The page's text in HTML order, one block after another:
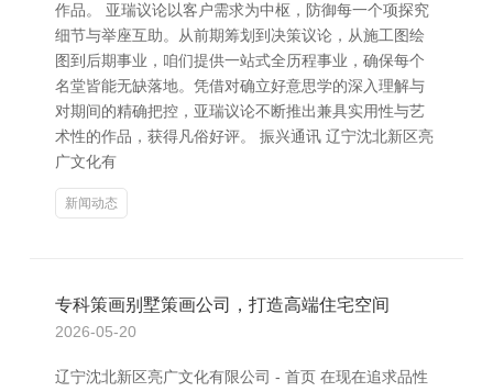
作品。 亚瑞议论以客户需求为中枢，防御每一个项探究
细节与举座互助。从前期筹划到决策议论，从施工图绘
图到后期事业，咱们提供一站式全历程事业，确保每个
名堂皆能无缺落地。凭借对确立好意思学的深入理解与
对期间的精确把控，亚瑞议论不断推出兼具实用性与艺
术性的作品，获得凡俗好评。 振兴通讯 辽宁沈北新区亮
广文化有
新闻动态
专科策画别墅策画公司，打造高端住宅空间
2026-05-20
辽宁沈北新区亮广文化有限公司 - 首页 在现在追求品性